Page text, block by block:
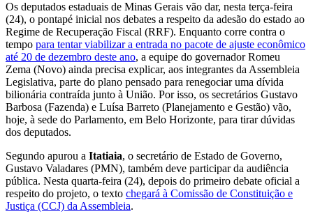
Os deputados estaduais de Minas Gerais vão dar, nesta terça-feira
(24), o pontapé inicial nos debates a respeito da adesão do estado ao
Regime de Recuperação Fiscal (RRF). Enquanto corre contra o
tempo para tentar viabilizar a entrada no pacote de ajuste econômico
até 20 de dezembro deste ano, a equipe do governador Romeu
Zema (Novo) ainda precisa explicar, aos integrantes da Assembleia
Legislativa, parte do plano pensado para renegociar uma dívida
bilionária contraída junto à União. Por isso, os secretários Gustavo
Barbosa (Fazenda) e Luísa Barreto (Planejamento e Gestão) vão,
hoje, à sede do Parlamento, em Belo Horizonte, para tirar dúvidas
dos deputados.
Segundo apurou a Itatiaia, o secretário de Estado de Governo,
Gustavo Valadares (PMN), também deve participar da audiência
pública. Nesta quarta-feira (24), depois do primeiro debate oficial a
respeito do projeto, o texto chegará à Comissão de Constituição e
Justiça (CCJ) da Assembleia.